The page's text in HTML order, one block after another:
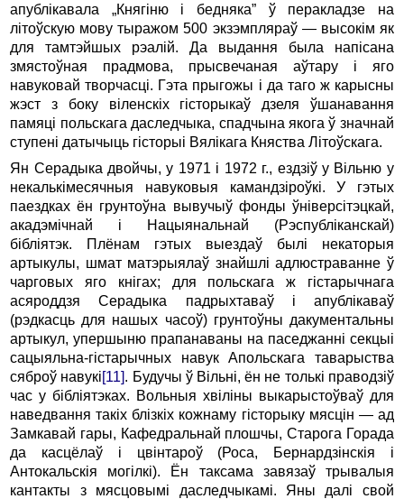
апублікавала „Княгіню і бедняка” ў перакладзе на
літоўскую мову тыражом 500 экзэмпляраў — высокім як
для тамтэйшых рэалій. Да выдання была напісана
змястоўная прадмова, прысвечаная аўтару і яго
навуковай творчасці. Гэта прыгожы і да таго ж карысны
жэст з боку віленскіх гісторыкаў дзеля ўшанавання
памяці польскага даследчыка, спадчына якога ў значнай
ступені датычыць гісторыі Вялікага Княства Літоўскага.
Ян Серадыка двойчы, у 1971 і 1972 г., ездзіў у Вільню у
некалькімесячныя навуковыя камандзіроўкі. У гэтых
паездках ён грунтоўна вывучыў фонды ўніверсітэцкай,
акадэмічнай і Нацыянальнай (Рэспубліканскай)
бібліятэк. Плёнам гэтых выездаў былі некаторыя
артыкулы, шмат матэрыялаў знайшлі адлюстраванне ў
чарговых яго кнігах; для польскага ж гістарычнага
асяроддзя Серадыка падрыхтаваў і апублікаваў
(рэдкасць для нашых часоў) грунтоўны дакументальны
артыкул, упершыню прапанаваны на паседжанні секцыі
сацыяльна-гістарычных навук Апольскага таварыства
сяброў навукі[11]. Будучы ў Вільні, ён не толькі праводзіў
час у бібліятэках. Вольныя хвіліны выкарыстоўваў для
наведвання такіх блізкіх кожнаму гісторыку мясцін — ад
Замкавай гары, Кафедральнай плошчы, Старога Горада
да касцёлаў і цвінтароў (Роса, Бернардзінскія і
Антокальскія могілкі). Ён таксама завязаў трывалыя
кантакты з мясцовымі даследчыкамі. Яны далі свой